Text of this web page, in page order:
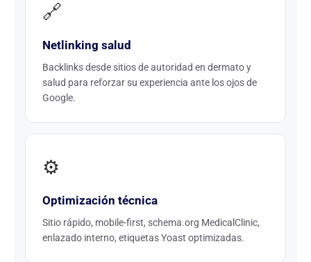
🔗
Netlinking salud
Backlinks desde sitios de autoridad en dermato y
salud para reforzar su experiencia ante los ojos de
Google.
⚙️
Optimización técnica
Sitio rápido, mobile-first, schema.org MedicalClinic,
enlazado interno, etiquetas Yoast optimizadas.